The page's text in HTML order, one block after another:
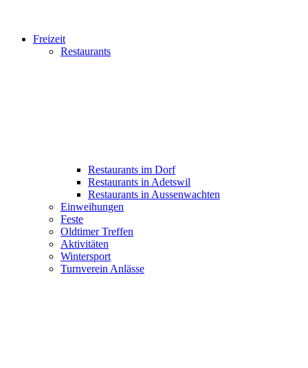
Freizeit
Restaurants
Restaurants im Dorf
Restaurants in Adetswil
Restaurants in Aussenwachten
Einweihungen
Feste
Oldtimer Treffen
Aktivitäten
Wintersport
Turnverein Anlässe